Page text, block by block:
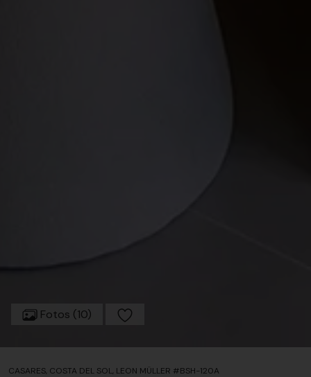
Fotos (10)
CASARES, COSTA DEL SOL, LEON MÜLLER #BSH-120A